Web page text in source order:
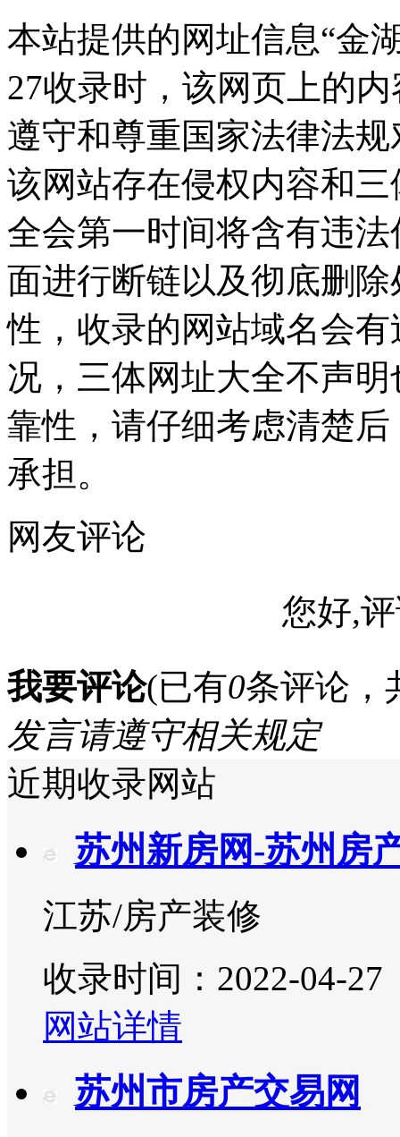
本站提供的网址信息“金
27收录时，该网页上的
遵守和尊重国家法律法
该网站存在侵权内容和
全会第一时间将含有违
面进行断链以及彻底删
性，收录的网站域名会
况，三体网址大全不声
靠性，请仔细考虑清楚
承担。
网友评论
您好,
我要评论(已有0条评论，
发言请遵守相关规定
近期收录网站
苏州新房网-苏州房
江苏/房产装修
收录时间：2022-04-27
网站详情
苏州市房产交易网